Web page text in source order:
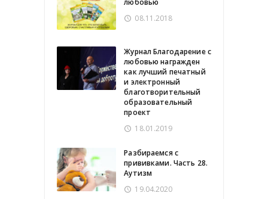
08.11.2018
Журнал Благодарение с
любовью награжден
как лучший печатный
и электронный
благотворительный
образовательный
проект
18.01.2019
Разбираемся с
прививками. Часть 28.
Аутизм
19.04.2020